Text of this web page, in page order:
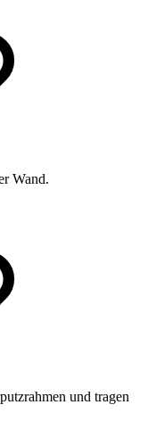
Wand.
und tragen